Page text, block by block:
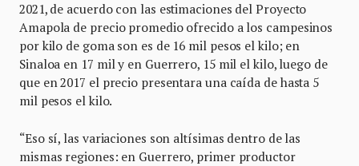
2021, de acuerdo con las estimaciones del Proyecto
Amapola de precio promedio ofrecido a los campesinos
por kilo de goma son es de 16 mil pesos el kilo; en
Sinaloa en 17 mil y en Guerrero, 15 mil el kilo, luego de
que en 2017 el precio presentara una caída de hasta 5
mil pesos el kilo.
“Eso sí, las variaciones son altísimas dentro de las
mismas regiones: en Guerrero, primer productor